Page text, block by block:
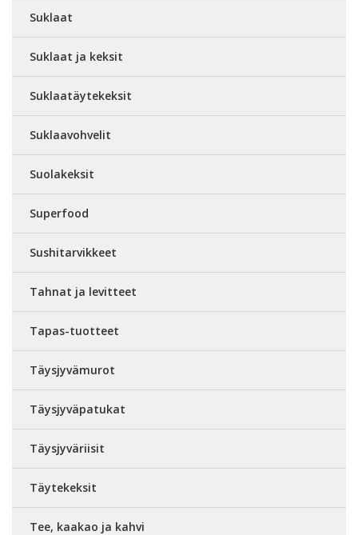
Suklaat
Suklaat ja keksit
Suklaatäytekeksit
Suklaavohvelit
Suolakeksit
Superfood
Sushitarvikkeet
Tahnat ja levitteet
Tapas-tuotteet
Täysjyvämurot
Täysjyväpatukat
Täysjyväriisit
Täytekeksit
Tee, kaakao ja kahvi